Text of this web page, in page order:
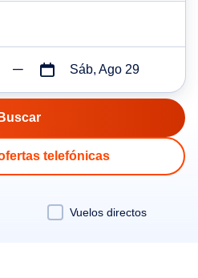
Sáb, Ago 29
telefónicas
Vuelos directos